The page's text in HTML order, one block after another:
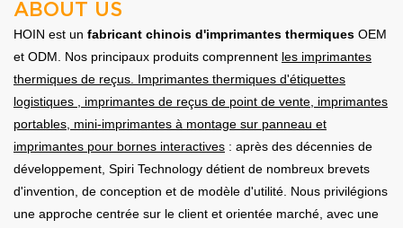
ABOUT US
HOIN est un fabricant chinois d'imprimantes thermiques OEM
et ODM. Nos principaux produits comprennent les imprimantes
thermiques de reçus. Imprimantes thermiques d'étiquettes
logistiques , imprimantes de reçus de point de vente, imprimantes
portables, mini-imprimantes à montage sur panneau et
imprimantes pour bornes interactives : après des décennies de
développement, Spiri Technology détient de nombreux brevets
d'invention, de conception et de modèle d'utilité. Nous privilégions
une approche centrée sur le client et orientée marché, avec une